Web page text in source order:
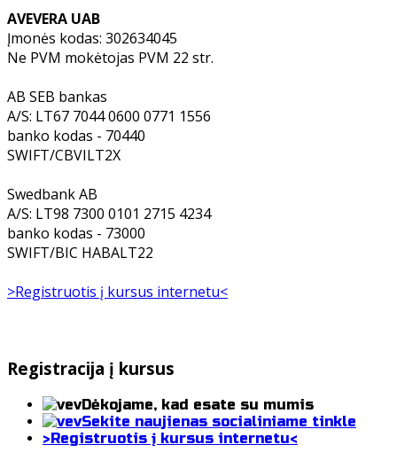
AVEVERA UAB
Įmonės kodas: 302634045
Ne PVM mokėtojas PVM 22 str.
AB SEB bankas
A/S: LT67 7044 0600 0771 1556
banko kodas - 70440
SWIFT/CBVILT2X
Swedbank AB
A/S: LT98 7300 0101 2715 4234
banko kodas - 73000
SWIFT/BIC HABALT22
>Registruotis į kursus internetu<
Registracija į kursus
Dėkojame, kad esate su mumis
Sekite naujienas socialiniame tinkle
>Registruotis į kursus internetu<